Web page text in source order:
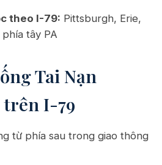
theo I-79: Pittsburgh, Erie,
tây PA
Tai Nạn
trên I-79
từ phía sau trong giao thông